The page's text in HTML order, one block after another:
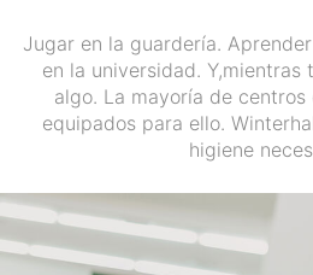
Jugar en la guardería.
en la universidad.
algo. La mayoría de
equipados para ello.
higiene